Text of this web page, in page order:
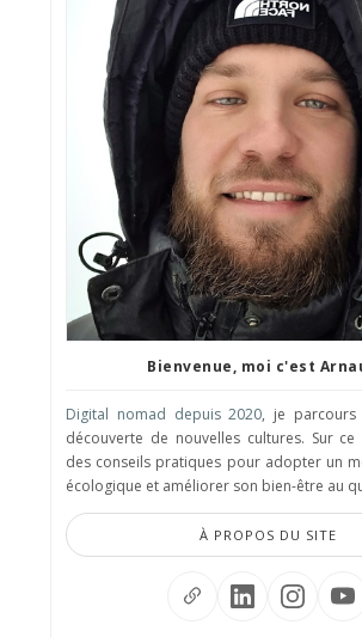
Bienvenue, moi c'est
Digital nomad depuis 2020, je
découverte de nouvelles cultures. Sur
des conseils pratiques pour adopter un
écologique et améliorer son bien-être au
À PROPOS DU SITE